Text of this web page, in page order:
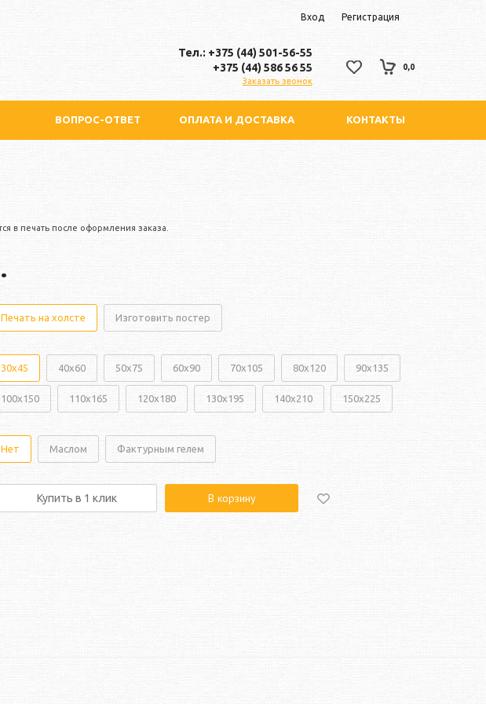
Вход Регистрация
Тел.: +375 (44) 501-56-55
+375 (44) 586 56 55
Заказать звонок
0,0
ВОПРОС-ОТВЕТ ОПЛАТА И ДОСТАВКА КОНТАКТЫ
в печать после оформления заказа.
Печать на холсте Изготовить постер
30x45 40x60 50x75 60x90 70x105 80x120 90x135
100x150 110x165 120x180 130x195 140x210 150x225
Нет Маслом Фактурным гелем
Купить в 1 клик В корзину